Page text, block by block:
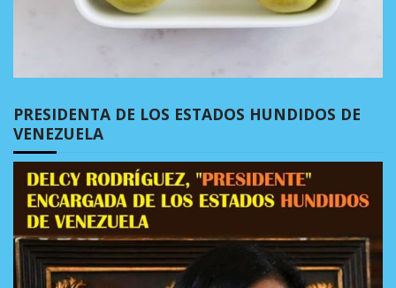
PRESIDENTA DE LOS ESTADOS HUNDIDOS DE
VENEZUELA